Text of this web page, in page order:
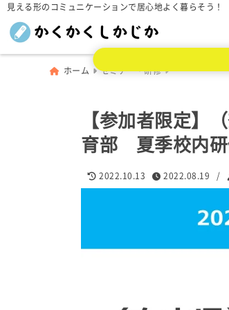
見える形のコミュニケーションで居心地よく暮らそう！
ホーム セミナー・研修
【参加者限定
育部 夏季校内
2022.10.13 2022.08.19 /